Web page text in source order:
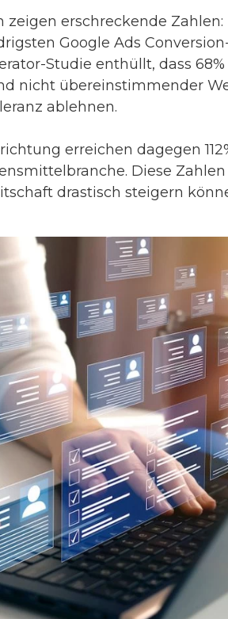
erschreckende Zahlen:
Google Ads
Studie enthüllt, dass
nicht übereinstimmender
ablehnen.
erreichen dagegen
Diese
drastisch steigern